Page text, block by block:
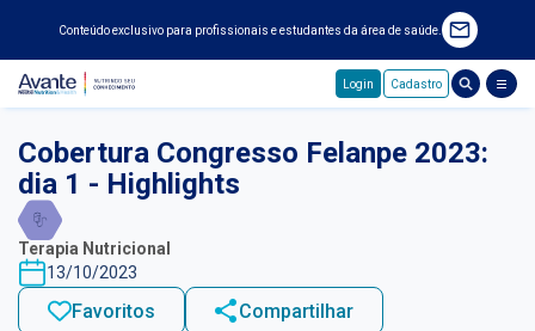
Conteúdo exclusivo para profissionais e estudantes da área de saúde.
Login Cadastro
Cobertura Congresso Felanpe 2023:
dia 1 - Highlights
Terapia Nutricional
13/10/2023
Favoritos Compartilhar